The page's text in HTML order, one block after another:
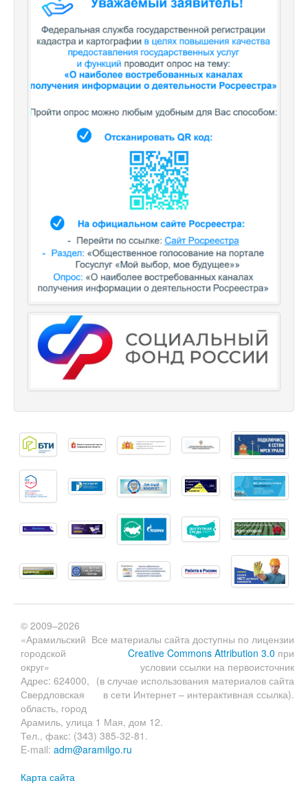
Все материалы сайта доступны по лицензии
Creative Commons Attribution 3.0 при
условии ссылки на первоисточник
(в случае использования материалов сайта
в сети Интернет – интерактивная ссылка).
© 2009–2026
«Арамильский
городской
округ»
Адрес: 624000,
Свердловская
область, город
Арамиль, улица 1 Мая, дом 12.
Тел., факс: (343) 385-32-81.
E-mail: adm@aramilgo.ru
Карта сайта